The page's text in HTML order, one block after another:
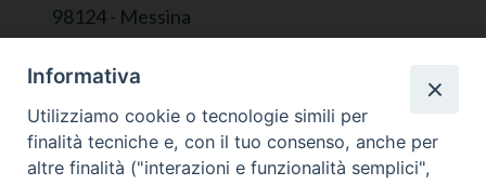
98124 - Messina
Segreteria e Amministrazione:
L’Ufficio è aperto tutti i giorni da lunedì a
venerdì, dalle ore 9.30 alle ore 12.30.
Tel. 090.9146045
mail:ufficiocaritas@diocesimessina.it.
Informativa
Utilizziamo cookie o tecnologie simili per
finalità tecniche e, con il tuo consenso, anche per
altre finalità ("interazioni e funzionalità semplici",